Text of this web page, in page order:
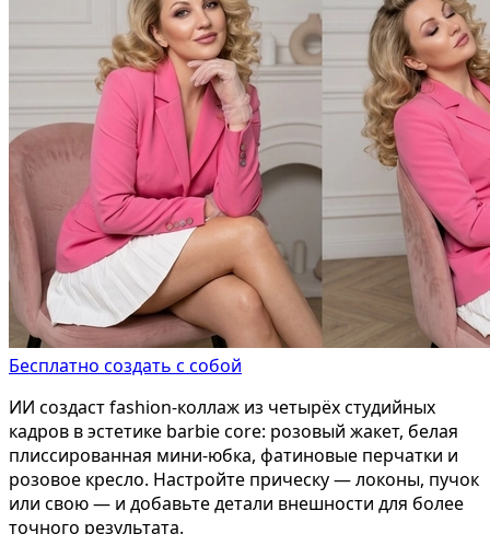
Бесплатно создать с собой
ИИ создаст fashion-коллаж из четырёх студийных
кадров в эстетике barbie core: розовый жакет, белая
плиссированная мини-юбка, фатиновые перчатки и
розовое кресло. Настройте прическу — локоны, пучок
или свою — и добавьте детали внешности для более
точного результата.